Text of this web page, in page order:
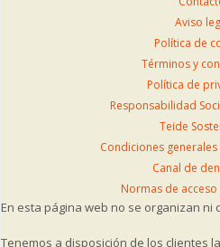
Aviso
Política de
Términos y
Política de
Responsabilidad
Teide
Condiciones
Canal de
Normas de
En esta página web no se organizan ni
Tenemos a disposición de los clientes